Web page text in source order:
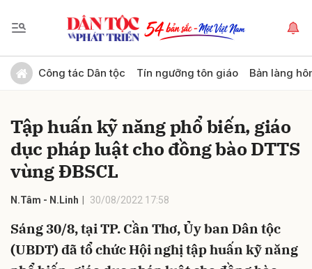
Công tác Dân tộc Tín ngưỡng tôn giáo Bản làng
Tập huấn kỹ năng phổ biến, giáo
dục pháp luật cho đồng bào DTTS
vùng ĐBSCL
N.Tâm - N.Linh 30/08/2022 17:58
Sáng 30/8, tại TP. Cần Thơ, Ủy ban Dân tộc
(UBDT) đã tổ chức Hội nghị tập huấn kỹ năng
Gửi bình luận